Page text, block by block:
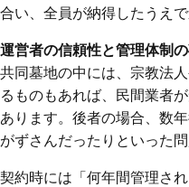
合い、全員が納得したうえ
運営者の信頼性と管理体制
共同墓地の中には、宗教法
るものもあれば、民間業者
あります。後者の場合、数
がずさんだったりといった
契約時には「何年間管理さ